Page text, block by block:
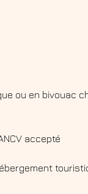
ou en bivouac
accepté